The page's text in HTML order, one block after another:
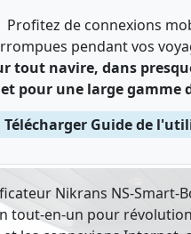
Profitez de connexions
pendant vos
tout navire, dans
pour une large gamme
Télécharger Guide de
Nikrans NS-Smart-
tout-en-un pour